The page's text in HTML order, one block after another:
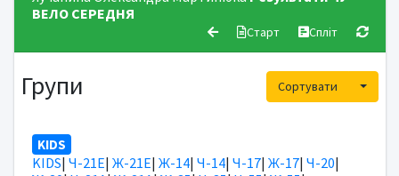
ВЕЛО СЕРЕДНЯ
Старт Спліт
Групи Сортувати
KIDS
KIDS| Ч-21Е| Ж-21Е| Ж-14| Ч-14| Ч-17| Ж-17| Ч-20|